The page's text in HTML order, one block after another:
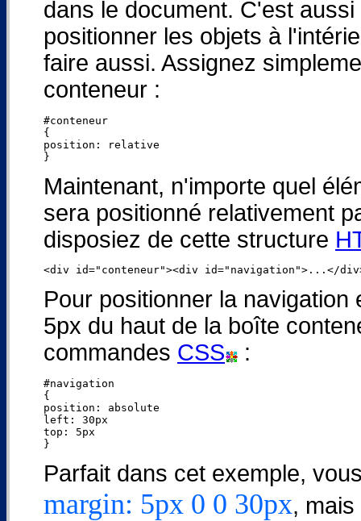
dans le document. C'est
positionner les objets à
faire aussi. Assignez
conteneur :
#conteneur
{
position: relative
Maintenant, n'importe quel
sera positionné relativement
disposiez de cette structure
Pour positionner la
5px du haut de la boîte
commandes CSS :
#navigation
{
position: absolute
left: 30px
top: 5px
Parfait dans cet exemple,
margin: 5px 0 0 30px,